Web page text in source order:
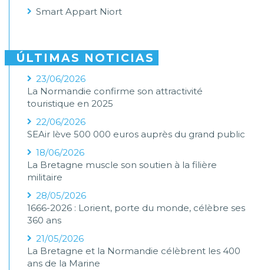
Smart Appart Niort
ÚLTIMAS NOTICIAS
23/06/2026
La Normandie confirme son attractivité
touristique en 2025
22/06/2026
SEAir lève 500 000 euros auprès du grand public
18/06/2026
La Bretagne muscle son soutien à la filière
militaire
28/05/2026
1666-2026 : Lorient, porte du monde, célèbre ses
360 ans
21/05/2026
La Bretagne et la Normandie célèbrent les 400
ans de la Marine